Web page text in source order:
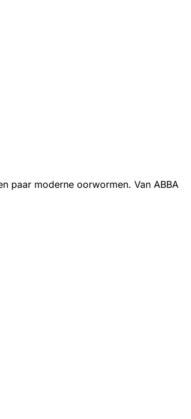
paar moderne oorwormen. Van ABBA